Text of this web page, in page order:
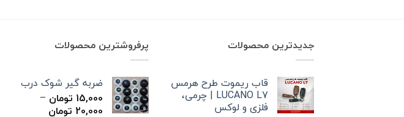
جدیدترین محصولات
قاب ریموت طرح هرمس
LUCANO L7 | چرمی،
فلزی و لوکس
پرفروشترین محصولات
ضربه گیر شوک درب
15,000 تومان –
20,000 تومان